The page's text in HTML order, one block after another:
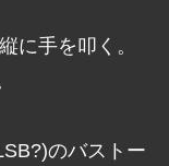
に手を叩く。
のバストー